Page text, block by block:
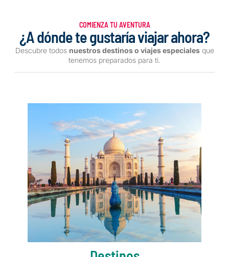
COMIENZA TU AVENTURA
¿A dónde te gustaría viajar ahora?
Descubre todos nuestros destinos o viajes especialesque
tenemos preparados para ti.